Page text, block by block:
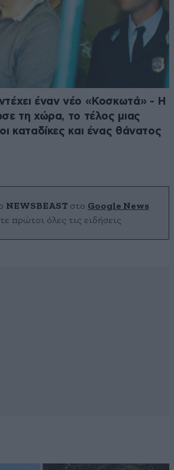
έναν νέο «Κοσκωτά» - Η
τη χώρα, το τέλος μιας
καταδίκες και ένας θάνατος
NEWSBEAST στο Google News
πρώτοι όλες τις ειδήσεις